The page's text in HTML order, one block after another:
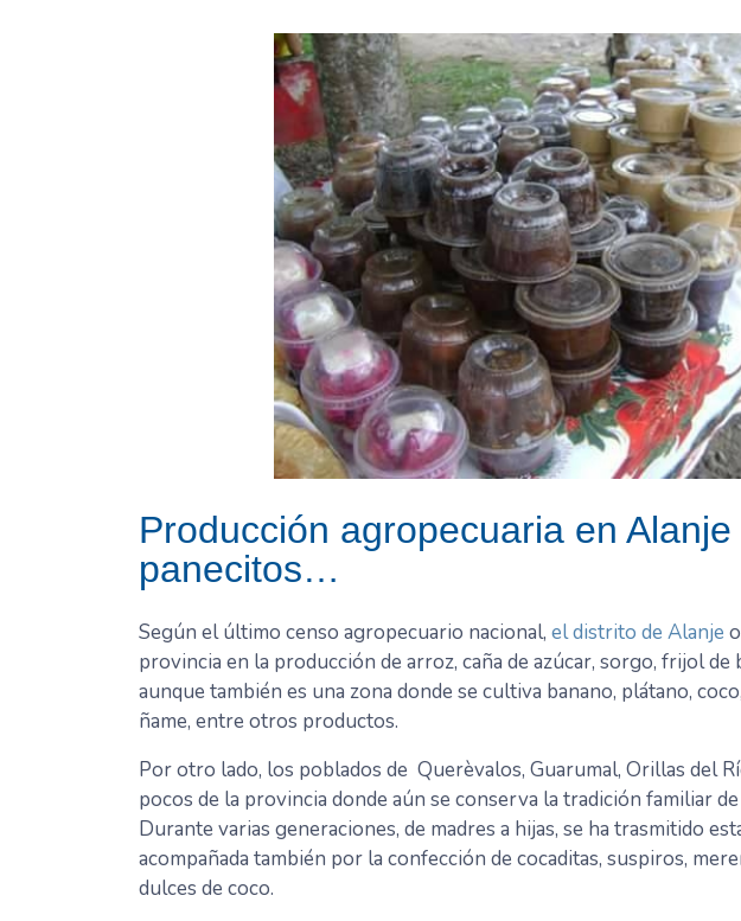
Producción agropecuaria en Alanje
panecitos…
Según el último censo agropecuario nacional, el distrito de Alanje
provincia en la producción de arroz, caña de azúcar, sorgo, frijol de
aunque también es una zona donde se cultiva banano, plátano,
ñame, entre otros productos.
Por otro lado, los poblados de Querèvalos, Guarumal, Orillas del
pocos de la provincia donde aún se conserva la tradición familiar
Durante varias generaciones, de madres a hijas, se ha trasmitido
acompañada también por la confección de cocaditas, suspiros,
dulces de coco.